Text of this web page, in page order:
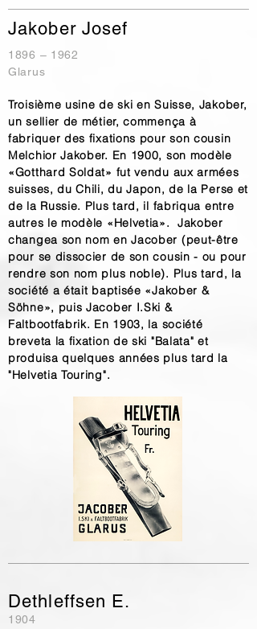
Jakober Josef
1896 – 1962
Glarus
Troisième usine de ski en Suisse, Jakober,
un sellier de métier, commença à
fabriquer des fixations pour son cousin
Melchior Jakober. En 1900, son modèle
«Gotthard Soldat» fut vendu aux armées
suisses, du Chili, du Japon, de la Perse et
de la Russie. Plus tard, il fabriqua entre
autres le modèle «Helvetia». Jakober
changea son nom en Jacober (peut-être
pour se dissocier de son cousin - ou pour
rendre son nom plus noble). Plus tard, la
société a était baptisée «Jakober &
Söhne», puis Jacober I.Ski &
Faltbootfabrik. En 1903, la société
breveta la fixation de ski "Balata" et
produisa quelques années plus tard la
"Helvetia Touring".
Dethleffsen E.
1904